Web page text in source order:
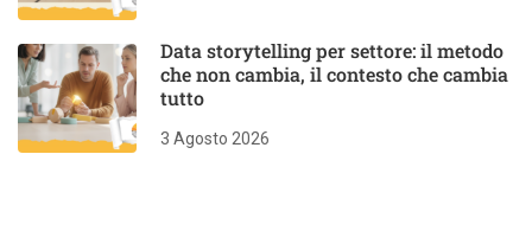
Data storytelling per settore: il metodo
che non cambia, il contesto che cambia
tutto
3 Agosto 2026